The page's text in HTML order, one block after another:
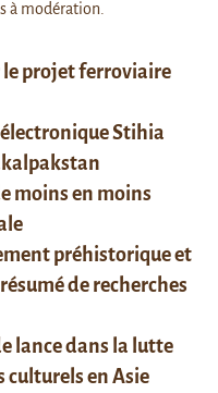
le projet ferroviaire
Stihia
moins en moins
préhistorique et
de recherches
lance dans la lutte
culturels en Asie
à modération.